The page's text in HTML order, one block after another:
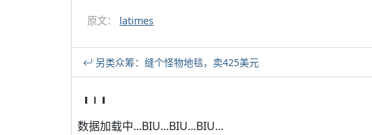
原文： latimes
另类众筹：缝个怪物地毯，卖425美元
数据加载中...BIU...BIU...BIU...